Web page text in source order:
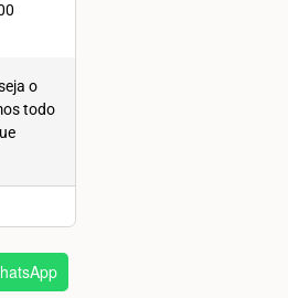
o
todo